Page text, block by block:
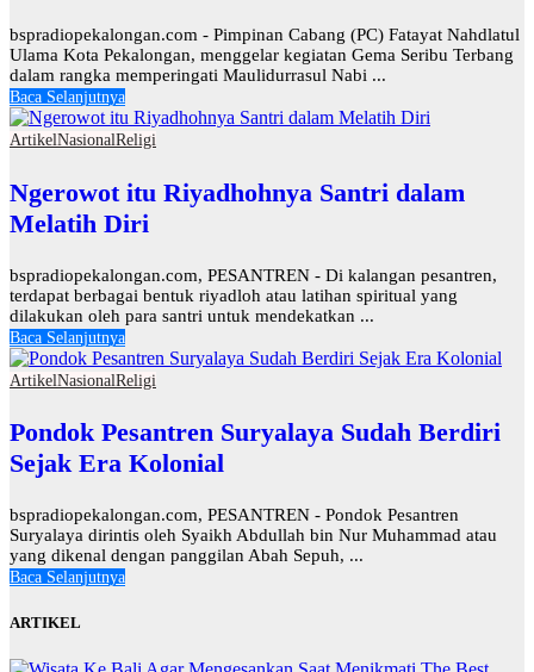
bspradiopekalongan.com - Pimpinan Cabang (PC) Fatayat Nahdlatul
Ulama Kota Pekalongan, menggelar kegiatan Gema Seribu Terbang
dalam rangka memperingati Maulidurrasul Nabi ...
Baca Selanjutnya
ArtikelNasionalReligi
Ngerowot itu Riyadhohnya Santri dalam
Melatih Diri
bspradiopekalongan.com, PESANTREN - Di kalangan pesantren,
terdapat berbagai bentuk riyadloh atau latihan spiritual yang
dilakukan oleh para santri untuk mendekatkan ...
Baca Selanjutnya
ArtikelNasionalReligi
Pondok Pesantren Suryalaya Sudah Berdiri
Sejak Era Kolonial
bspradiopekalongan.com, PESANTREN - Pondok Pesantren
Suryalaya dirintis oleh Syaikh Abdullah bin Nur Muhammad atau
yang dikenal dengan panggilan Abah Sepuh, ...
Baca Selanjutnya
ARTIKEL